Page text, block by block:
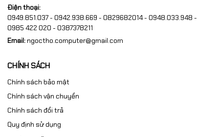
Điện thoại:
0949.851.037 - 0942.938.669 - 0829682014 - 0948.033.948 -
0985 422 020 - 0387378211
Email:ngoctho.computer@gmail.com
CHÍNH SÁCH
Chính sách bảo mật
Chính sách vận chuyển
Chính sách đổi trả
Quy định sử dụng